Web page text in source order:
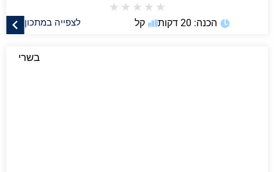
★
★
★
★
★
לצפייה במתכון הכנה: 20 דקות קל
בשרי